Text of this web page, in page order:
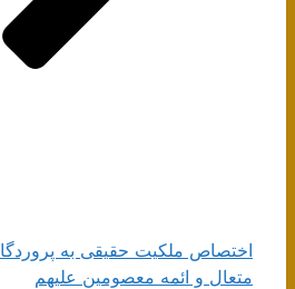
اختصاص ملكیت حقیقى به پروردگار
متعال و ائمه معصومین علیهم